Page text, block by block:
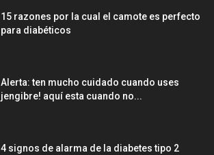
15 razones por la cual el camote es perfecto
para diabéticos
Alerta: ten mucho cuidado cuando uses
jengibre! aquí esta cuando no...
4 signos de alarma de la diabetes tipo 2